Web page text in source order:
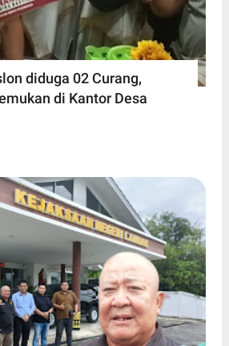
diduga 02 Curang,
di Kantor Desa